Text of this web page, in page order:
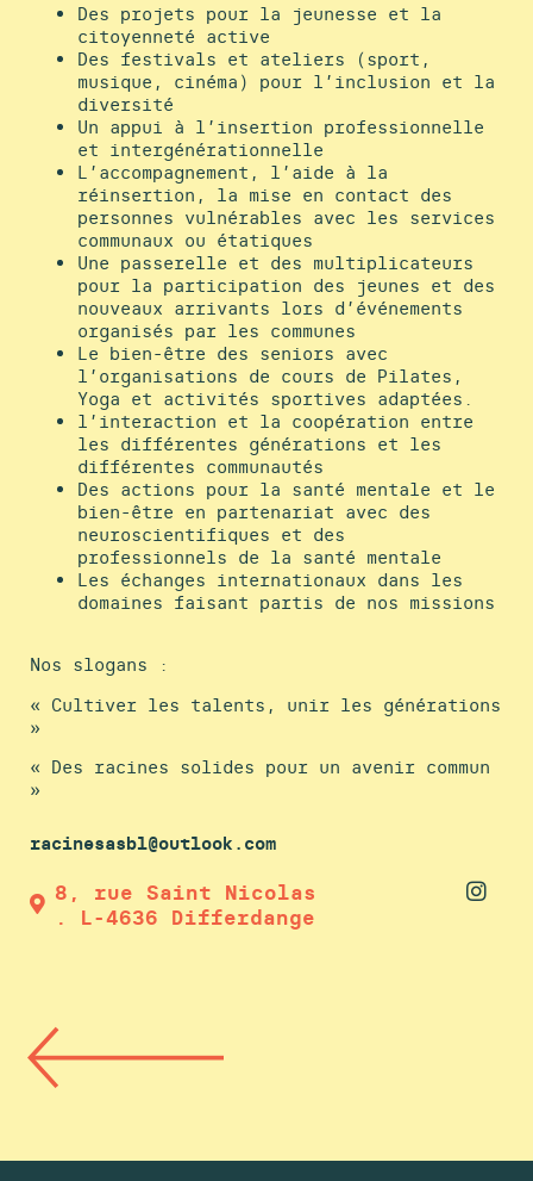
Des projets pour la jeunesse et la
citoyenneté active
Des festivals et ateliers (sport,
musique, cinéma) pour l’inclusion et la
diversité
Un appui à l’insertion professionnelle
et intergénérationnelle
L’accompagnement, l’aide à la
réinsertion, la mise en contact des
personnes vulnérables avec les services
communaux ou étatiques
Une passerelle et des multiplicateurs
pour la participation des jeunes et des
nouveaux arrivants lors d’événements
organisés par les communes
Le bien-être des seniors avec
l’organisations de cours de Pilates,
Yoga et activités sportives adaptées.
l’interaction et la coopération entre
les différentes générations et les
différentes communautés
Des actions pour la santé mentale et le
bien-être en partenariat avec des
neuroscientifiques et des
professionnels de la santé mentale
Les échanges internationaux dans les
domaines faisant partis de nos missions
Nos slogans :
« Cultiver les talents, unir les générations
»
« Des racines solides pour un avenir commun
»
racinesasbl@outlook.com
8, rue Saint Nicolas
. L-4636 Differdange